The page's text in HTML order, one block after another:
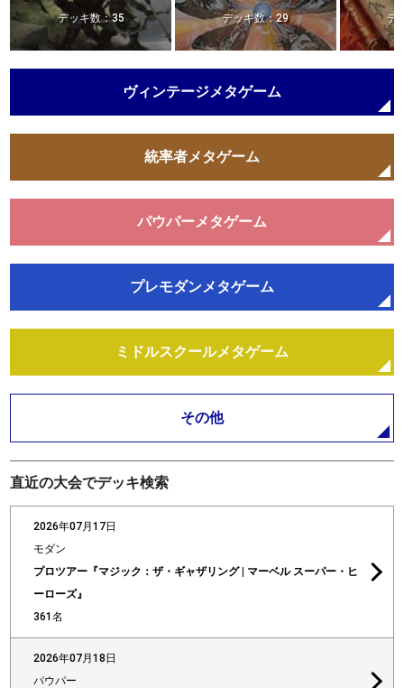
デッキ数：35 デッキ数：29 デ
ヴィンテージメタゲーム
統率者メタゲーム
パウパーメタゲーム
プレモダンメタゲーム
ミドルスクールメタゲーム
その他
直近の大会でデッキ検索
2026年07月17日
モダン
プロツアー『マジック：ザ・ギャザリング | マーベル スーパー・ヒ
ーローズ』
361名
2026年07月18日
パウパー